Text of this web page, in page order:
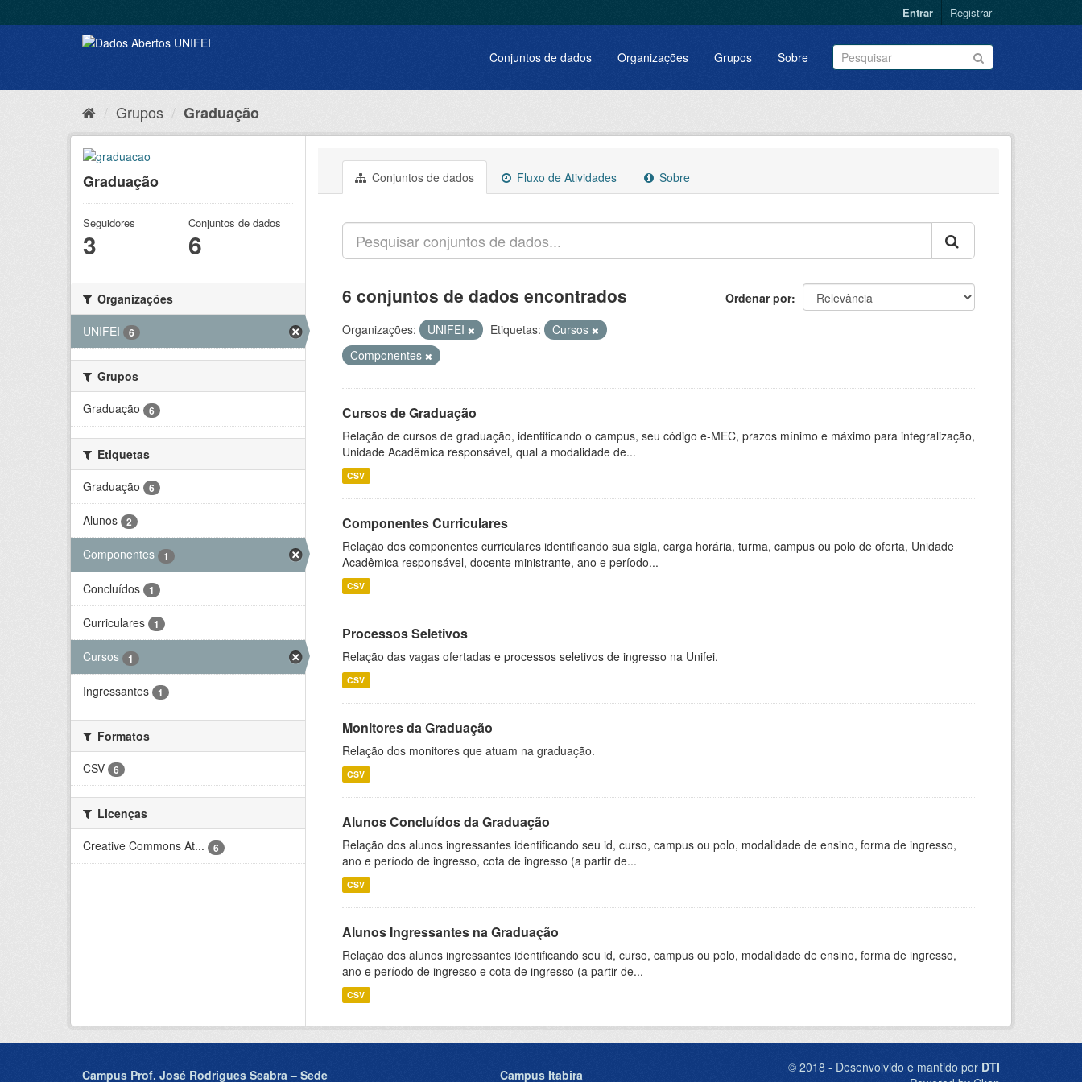
Entrar Registrar
Conjuntos de dados Organizações Grupos Sobre
Grupos Graduação
Graduação
Seguidores
3
Conjuntos de dados
6
Organizações
UNIFEI
6
Grupos
Graduação
6
Etiquetas
Graduação
6
Alunos 2
Componentes 1
Concluídos 1
Curriculares 1
Cursos 1
Ingressantes 1
Formatos
CSV
6
Licenças
Creative Commons At...
6
Conjuntos de dados Fluxo de Atividades Sobre
Ordenar por
6 conjuntos de dados encontrados
Organizações: UNIFEI Etiquetas:
Cursos
Componentes
Cursos de Graduação
Relação de cursos de graduação, identificando o campus, seu código e-MEC, prazos mínimo e máximo para integralização,
Unidade Acadêmica responsável, qual a modalidade de...
CSV
Componentes Curriculares
Relação dos componentes curriculares identificando sua sigla, carga horária, turma, campus ou polo de oferta, Unidade
Acadêmica responsável, docente ministrante, ano e período...
CSV
Processos Seletivos
Relação das vagas ofertadas e processos seletivos de ingresso na Unifei.
CSV
Monitores da Graduação
Relação dos monitores que atuam na graduação.
CSV
Alunos Concluídos da Graduação
Relação dos alunos ingressantes identificando seu id, curso, campus ou polo, modalidade de ensino, forma de ingresso,
ano e período de ingresso, cota de ingresso (a partir de...
CSV
Alunos Ingressantes na Graduação
Relação dos alunos ingressantes identificando seu id, curso, campus ou polo, modalidade de ensino, forma de ingresso,
ano e período de ingresso e cota de ingresso (a partir de...
CSV
Campus Prof. José Rodrigues Seabra – Sede Campus Itabira © 2018 - Desenvolvido e mantido por DTI